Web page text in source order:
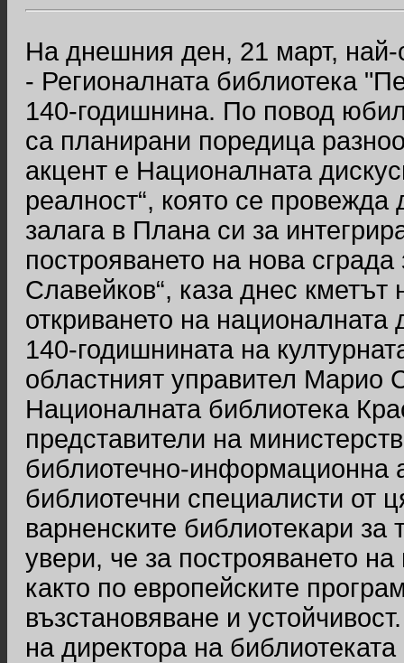
На днешния ден, 21 март, най-
- Регионалната библиотека
140-годишнина. По повод
са планирани поредица
акцент е Националната
реалност“, която се
залага в Плана си за
построяването на нова
Славейков“, каза днес
откриването на
140-годишнината на
областният управител Марио
Националната библиотека
представители на
библиотечно-информационна
библиотечни специалисти от
варненските библиотекари за
увери, че за построяването
както по европейските
възстановяване и
на директора на